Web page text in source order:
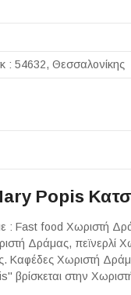
: 54632, Θεσσαλονίκης
Popis
: Fast food Χωριστή
Δράμας, πεϊνερλί
Kαφέδες Χωριστή
βρίσκεται στην